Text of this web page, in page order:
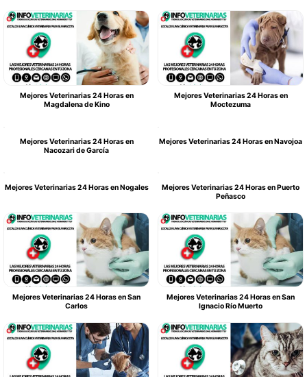
Mejores Veterinarias 24 Horas en
Magdalena de Kino
Mejores Veterinarias 24 Horas en
Moctezuma
Mejores Veterinarias 24 Horas en
Nacozari de García
Mejores Veterinarias 24 Horas en Navojoa
Mejores Veterinarias 24 Horas en Nogales
Mejores Veterinarias 24 Horas en Puerto
Peñasco
Mejores Veterinarias 24 Horas en San
Carlos
Mejores Veterinarias 24 Horas en San
Ignacio Río Muerto